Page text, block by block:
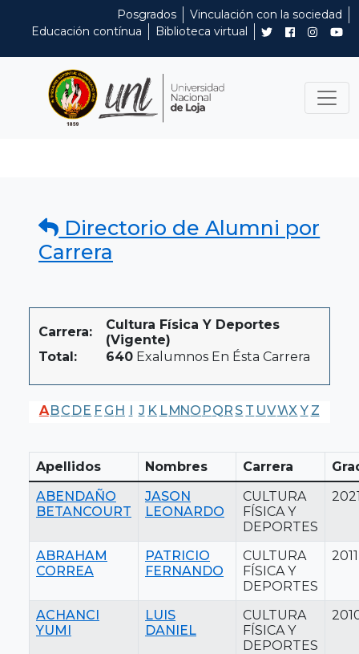
Posgrados
Vinculación con la sociedad
Educación contínua
Biblioteca virtual
Directorio de Alumni por
Carrera
Carrera:
Cultura Física Y Deportes
(Vigente)
Total:
640 Exalumnos En Ésta Carrera
ABC DE F G H I J K LMNO PQR S T UVWX Y Z
Apellidos Nombres Carrera
ABENDAÑO
BETANCOURT
JASON
LEONARDO
CULTURA
FÍSICA Y
DEPORTES
ABRAHAM
CORREA
PATRICIO
FERNANDO
CULTURA
FÍSICA Y
DEPORTES
2011
ACHANCI
YUMI
LUIS
DANIEL
CULTURA
FÍSICA Y
DEPORTES